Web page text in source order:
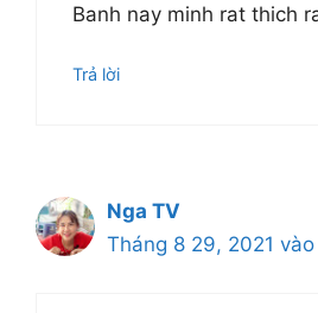
Banh nay minh rat thich
Trả lời
Nga TV
Tháng 8 29, 2021